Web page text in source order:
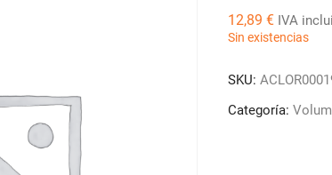
12,89 € IVA
Sin existencias
SKU:
Categoría: